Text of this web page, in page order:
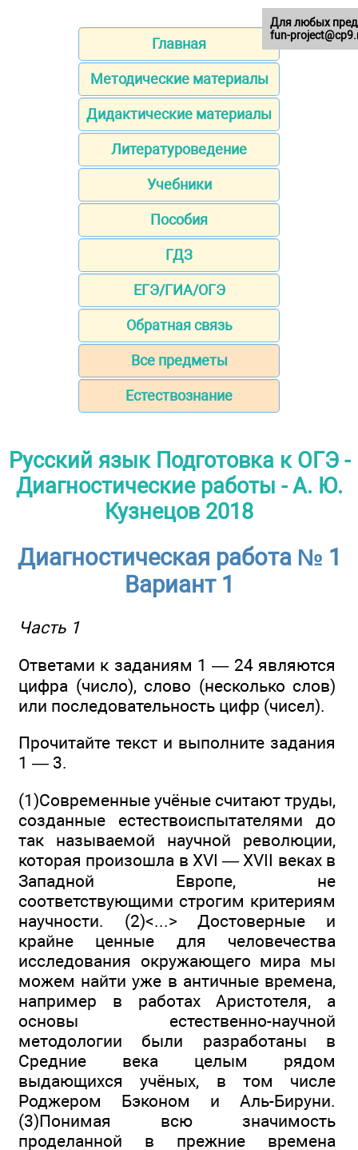
Главная
Методические материалы
Дидактические материалы
Литературоведение
Учебники
Пособия
ГДЗ
ЕГЭ/ГИА/ОГЭ
Обратная связь
Все предметы
Естествознание
Русский язык Подготовка к ОГЭ -
Диагностические работы - А. Ю.
Кузнецов 2018
Диагностическая работа № 1
Вариант 1
Часть 1
Ответами к заданиям 1 — 24 являются
цифра (число), слово (несколько слов)
или последовательность цифр (чисел).
Прочитайте текст и выполните задания
1 — 3.
(1)Современные учёные считают труды,
созданные естествоиспытателями до
так называемой научной революции,
которая произошла в XVI — XVII веках в
Западной Европе, не
соответствующими строгим критериям
научности. (2)<...> Достоверные и
крайне ценные для человечества
исследования окружающего мира мы
можем найти уже в античные времена,
например в работах Аристотеля, а
основы естественно-научной
методологии были разработаны в
Средние века целым рядом
выдающихся учёных, в том числе
Роджером Бэконом и Аль-Бируни.
(3)Понимая всю значимость
проделанной в прежние времена
Для любых
fun-